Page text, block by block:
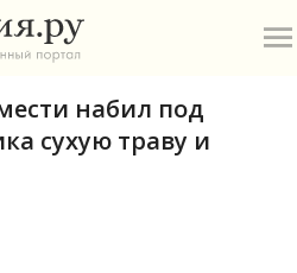
набил под
сухую траву и